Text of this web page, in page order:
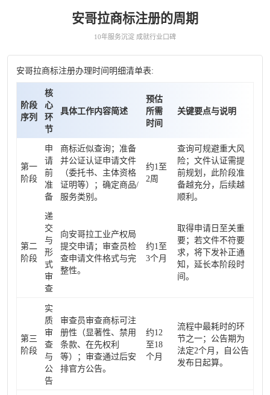
安哥拉商标注册的周期
10年服务沉淀 成就行业口碑
安哥拉商标注册办理时间明细清单表:
阶段
序列
核
心
环
节
具体工作内容简述
预估
所需
时间
关键要点与说明
第一
阶段
申
请
前
准
备
商标近似查询；准备
并公证认证申请文件
（委托书、主体资格
证明等）；确定商品/
服务类别。
约1至
2周
查询可规避重大风
险；文件认证需提
前规划，此阶段准
备越充分，后续越
顺利。
第二
阶段
递
交
与
形
式
审
查
向安哥拉工业产权局
提交申请；审查员检
查申请文件格式与完
整性。
约1至
3个月
取得申请日至关重
要；若文件不符要
求，将下发补正通
知，延长本阶段时
间。
第三
阶段
实
质
审
查
与
公
告
审查员审查商标可注
册性（显著性、禁用
条款、在先权利
等）；审查通过后安
排官方公告。
约12
至18
个月
流程中最耗时的环
节之一；公告期为
法定2个月，自公告
发布日起算。